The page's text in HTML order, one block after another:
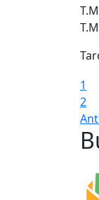
1
2